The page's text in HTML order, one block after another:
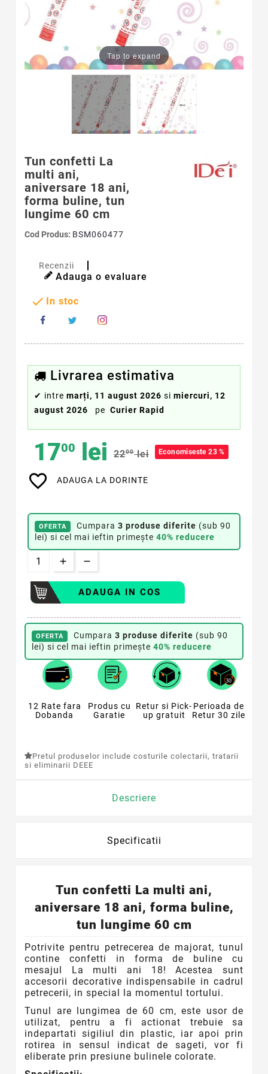
Tap to expand
Tun confetti La
multi ani,
aniversare 18 ani,
forma buline, tun
lungime 60 cm
Cod Produs: BSM060477
Recenzii
Adauga o evaluare
 In stoc
Livrarea estimativa
✔ intre marți, 11 august 2026 si miercuri, 12
august 2026
pe Curier Rapid
1700 lei 2200 lei Economiseste 23 %
favorite_border ADAUGA LA DORINTE
OFERTA Cumpara 3 produse diferite (sub 90
lei) si cel mai ieftin primește 40% reducere
ADAUGA IN COS
OFERTA Cumpara 3 produse diferite (sub 90
lei) si cel mai ieftin primește 40% reducere
12 Rate fara
Dobanda
Produs cu
Garatie
Retur si Pick-
up gratuit
Perioada de
Retur 30 zile
Pretul produselor include costurile colectarii, tratarii
si eliminarii DEEE
Descriere
Specificatii
Tun confetti La multi ani,
aniversare 18 ani, forma buline,
tun lungime 60 cm
Potrivite pentru petrecerea de majorat, tunul
contine confetti in forma de buline cu
mesajul La multi ani 18! Acestea sunt
accesorii decorative indispensabile in cadrul
petrecerii, in special la momentul tortului.
Tunul are lungimea de 60 cm, este usor de
utilizat, pentru a fi actionat trebuie sa
indepartati sigiliul din plastic, iar apoi prin
rotirea in sensul indicat de sageti, vor fi
eliberate prin presiune bulinele colorate.